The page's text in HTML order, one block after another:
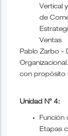
Vertical
de
Ventas
Pablo Zarbo -
con propósito
Unidad N° 4:
Función
Etapas